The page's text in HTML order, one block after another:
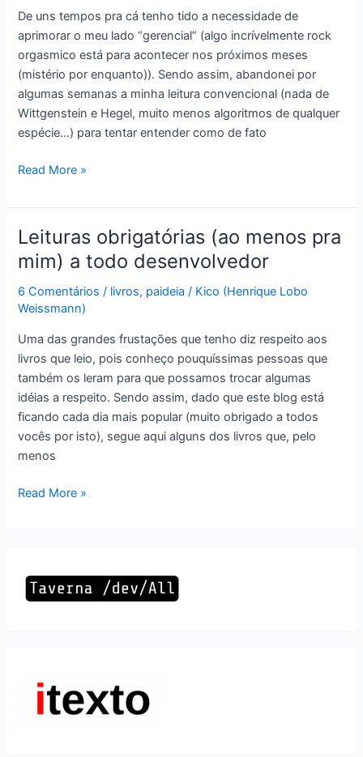
tradução
de
merda
De uns tempos pra cá tenho tido a necessidade de
aprimorar o meu lado “gerencial” (algo incrívelmente rock
orgasmico está para acontecer nos próximos meses
(mistério por enquanto)). Sendo assim, abandonei por
algumas semanas a minha leitura convencional (nada de
Wittgenstein e Hegel, muito menos algoritmos de qualquer
espécie…) para tentar entender como de fato
Behind
Doors
–
como
o
gerente
dos
trabalharia
Read More »
Leituras obrigatórias (ao menos pra
mim) a todo desenvolvedor
6 Comentários / livros, paideia / Kico (Henrique Lobo
Weissmann)
Uma das grandes frustações que tenho diz respeito aos
livros que leio, pois conheço pouquíssimas pessoas que
também os leram para que possamos trocar algumas
idéias a respeito. Sendo assim, dado que este blog está
ficando cada dia mais popular (muito obrigado a todos
vocês por isto), segue aqui alguns dos livros que, pelo
menos
Leituras
mim)
Read More »